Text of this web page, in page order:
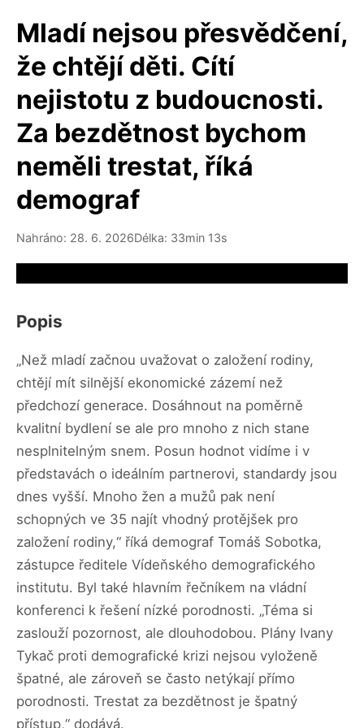
Mladí nejsou přesvědčení,
že chtějí děti. Cítí
nejistotu z budoucnosti.
Za bezdětnost bychom
neměli trestat, říká
demograf
Nahráno: 28. 6. 2026Délka: 33min 13s
Popis
„Než mladí začnou uvažovat o založení rodiny,
chtějí mít silnější ekonomické zázemí než
předchozí generace. Dosáhnout na poměrně
kvalitní bydlení se ale pro mnoho z nich stane
nesplnitelným snem. Posun hodnot vidíme i v
představách o ideálním partnerovi, standardy jsou
dnes vyšší. Mnoho žen a mužů pak není
schopných ve 35 najít vhodný protějšek pro
založení rodiny,“ říká demograf Tomáš Sobotka,
zástupce ředitele Vídeňského demografického
institutu. Byl také hlavním řečníkem na vládní
konferenci k řešení nízké porodnosti. „Téma si
zaslouží pozornost, ale dlouhodobou. Plány Ivany
Tykač proti demografické krizi nejsou vyloženě
špatné, ale zároveň se často netýkají přímo
porodnosti. Trestat za bezdětnost je špatný
přístup,“ dodává.